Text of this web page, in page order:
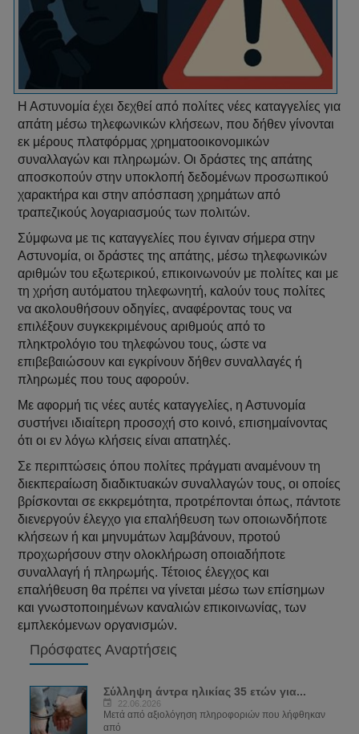
Η Αστυνομία έχει δεχθεί από πολίτες νέες καταγγελίες για
απάτη μέσω τηλεφωνικών κλήσεων, που δήθεν γίνονται
εκ μέρους πλατφόρμας χρηματοοικονομικών
συναλλαγών και πληρωμών. Οι δράστες της απάτης
αποσκοπούν στην υποκλοπή δεδομένων προσωπικού
χαρακτήρα και στην απόσπαση χρημάτων από
τραπεζικούς λογαριασμούς των πολιτών.
Σύμφωνα με τις καταγγελίες που έγιναν σήμερα στην
Αστυνομία, οι δράστες της απάτης, μέσω τηλεφωνικών
αριθμών του εξωτερικού, επικοινωνούν με πολίτες και με
τη χρήση αυτόματου τηλεφωνητή, καλούν τους πολίτες
να ακολουθήσουν οδηγίες, αναφέροντας τους να
επιλέξουν συγκεκριμένους αριθμούς από το
πληκτρολόγιο του τηλεφώνου τους, ώστε να
επιβεβαιώσουν και εγκρίνουν δήθεν συναλλαγές ή
πληρωμές που τους αφορούν.
Με αφορμή τις νέες αυτές καταγγελίες, η Αστυνομία
συστήνει ιδιαίτερη προσοχή στο κοινό, επισημαίνοντας
ότι οι εν λόγω κλήσεις είναι απατηλές.
Σε περιπτώσεις όπου πολίτες πράγματι αναμένουν τη
διεκπεραίωση διαδικτυακών συναλλαγών τους, οι οποίες
βρίσκονται σε εκκρεμότητα, προτρέπονται όπως, πάντοτε
διενεργούν έλεγχο για επαλήθευση των οποιωνδήποτε
κλήσεων ή και μηνυμάτων λαμβάνουν, προτού
προχωρήσουν στην ολοκλήρωση οποιαδήποτε
συναλλαγή ή πληρωμής. Τέτοιος έλεγχος και
επαλήθευση θα πρέπει να γίνεται μέσω των επίσημων
και γνωστοποιημένων καναλιών επικοινωνίας, των
εμπλεκόμενων οργανισμών.
Πρόσφατες Αναρτήσεις
Σύλληψη άντρα ηλικίας 35 ετών για...
22.06.2026
Μετά από αξιολόγηση πληροφοριών που λήφθηκαν
από